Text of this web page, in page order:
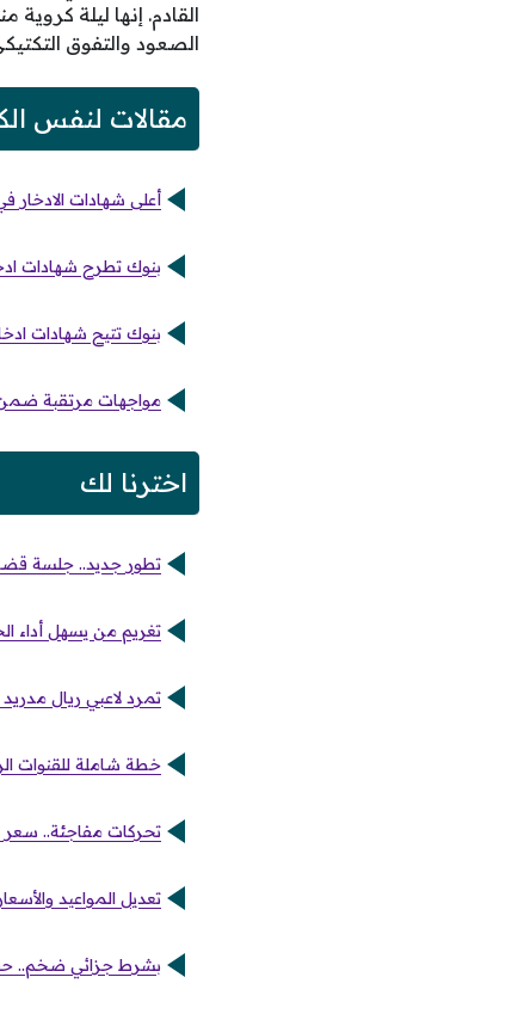
القادم. إنها ليلة
الصعود والتفوق
مقالات لنفس
أعلى شهادات الادخار في البنوك بعائد
بنوك تطرح شهادات ادخار بعائد يصل
بنوك تتيح شهادات ادخار بعائد يصل
مواجهات مرتقبة ضمن
اخترنا لك
تطور جديد.. جلسة
تغريم من يسهل أداء الحج دون تصريح
تمرد لاعبي ريال
خطة شاملة للقنوات
تحركات مفاجئة.. سعر
تعديل المواعيد
بشرط جزائي ضخم..